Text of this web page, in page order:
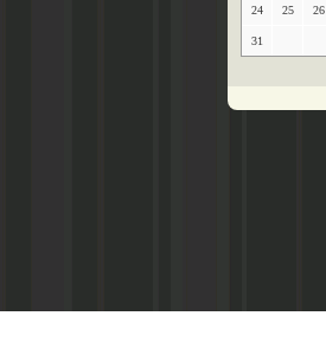
24 25 26
31